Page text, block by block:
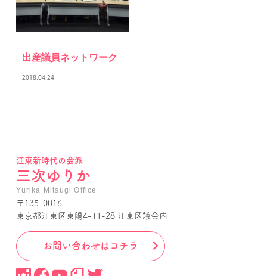
出産議員ネットワーク
2018.04.24
江東新時代の会派
三次ゆりか
Yurika Mitsugi Office
〒135-0016
東京都江東区東陽4-11-28 江東区議会内
お問い合わせはコチラ